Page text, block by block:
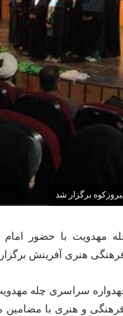
برگزار شد
مهدویت با حضور
هنری آفرینش
سراسری چله
و هنری با